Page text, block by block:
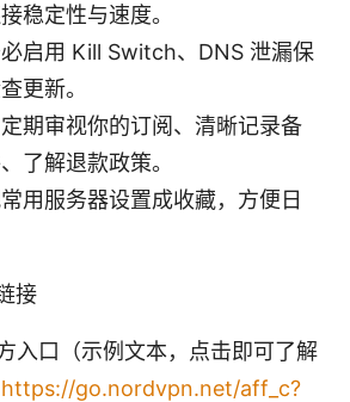
稳定性与速度。
启用 Kill Switch、DNS 泄漏保
更新。
期审视你的订阅、清晰记录备
了解退款政策。
用服务器设置成收藏，方便日
接
入口（示例文本，点击即可了解
https://go.nordvpn.net/aff_c?